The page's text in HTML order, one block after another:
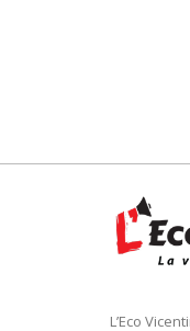
L’Eco